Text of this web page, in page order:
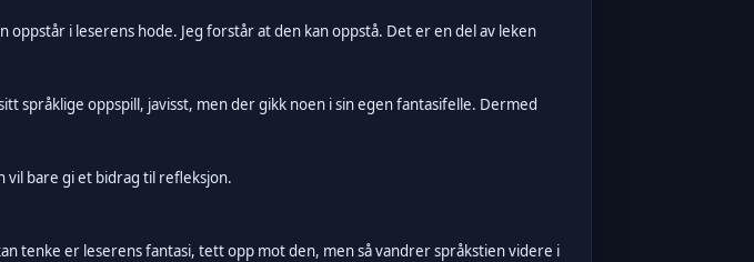
i leserens hode. Jeg forstår at den kan oppstå. Det er en del av leken
språklige oppspill, javisst, men der gikk noen i sin egen fantasifelle. Dermed
vil bare gi et bidrag til refleksjon.
tenke er leserens fantasi, tett opp mot den, men så vandrer språkstien videre i